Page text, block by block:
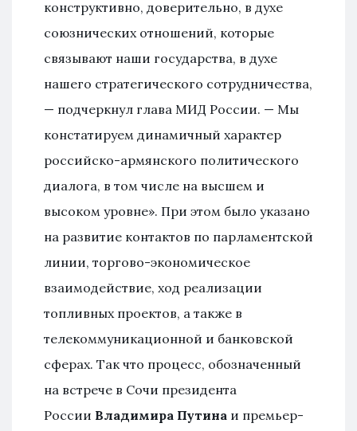
конструктивно, доверительно, в духе
союзнических отношений, которые
связывают наши государства, в духе
нашего стратегического сотрудничества,
— подчеркнул глава МИД России. — Мы
констатируем динамичный характер
российско-армянского политического
диалога, в том числе на высшем и
высоком уровне». При этом было указано
на развитие контактов по парламентской
линии, торгово-экономическое
взаимодействие, ход реализации
топливных проектов, а также в
телекоммуникационной и банковской
сферах. Так что процесс, обозначенный
на встрече в Сочи президента
России Владимира Путина и премьер-